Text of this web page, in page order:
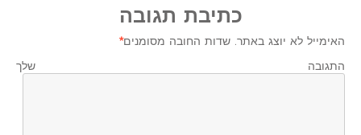
כתיבת תגובה
האימייל לא יוצג באתר. שדות החובה מסומנים*
התגובה שלך